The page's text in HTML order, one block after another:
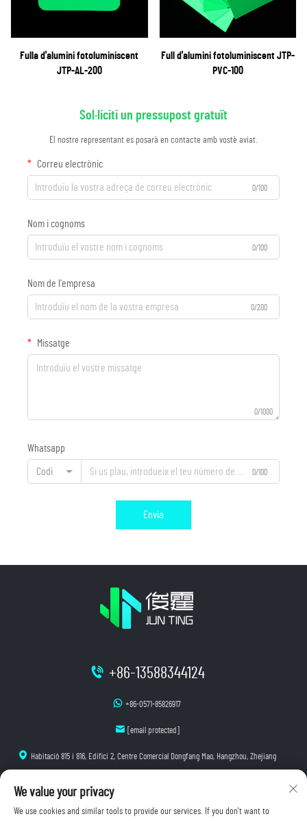
Fulla d'alumini fotoluminiscent
JTP-AL-200
Full d'alumini fotoluminiscent JTP-
PVC-100
Sol·liciti un pressupost gratuït
El nostre representant es posarà en contacte amb vostè aviat.
Correu electrònic
0/100
Nom i cognoms
0/100
Nom de l'empresa
0/200
Missatge
0/1000
Whatsapp
Codi 0/100
Envia
+86-13588344124
+86-0571-85826917
[email protected]
Habitació 815 i 816, Edifici 2, Centre Comercial Dongfang Mao, Hangzhou, Zhejiang
We value your privacy
We use cookies and similar tools to provide our services. If you don't want to